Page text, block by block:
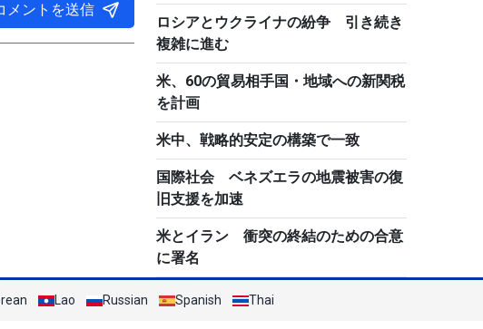
メントを送信
ロシアとウクライナの紛争 引き続き
複雑に進む
米、60の貿易相手国・地域への新関税
を計画
米中、戦略的安定の構築で一致
国際社会 ベネズエラの地震被害の復
旧支援を加速
米とイラン 衝突の終結のための合意
に署名
Lao Russian Spanish Thai